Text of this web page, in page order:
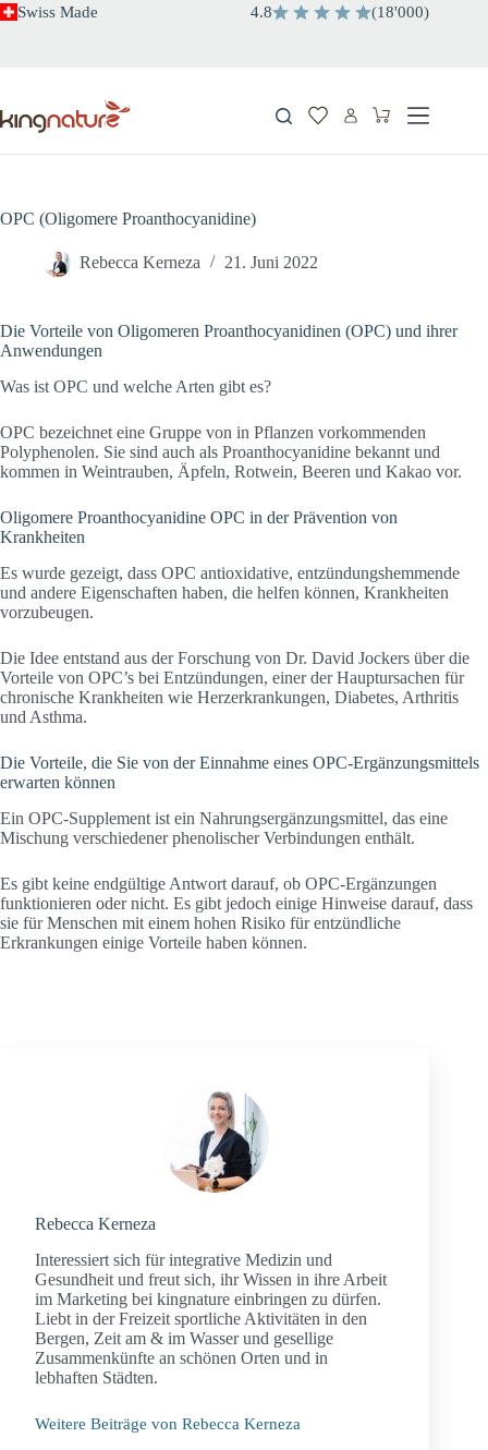
ZumSwiss Made 4.8 (18'000)
Warenkorb
OPC (Oligomere Proanthocyanidine)
Rebecca Kerneza 21. Juni 2022
Die Vorteile von Oligomeren Proanthocyanidinen (OPC) und ihrer
Anwendungen
Was ist OPC und welche Arten gibt es?
OPC bezeichnet eine Gruppe von in Pflanzen vorkommenden
Polyphenolen. Sie sind auch als Proanthocyanidine bekannt und
kommen in Weintrauben, Äpfeln, Rotwein, Beeren und Kakao vor.
Oligomere Proanthocyanidine OPC in der Prävention von
Krankheiten
Es wurde gezeigt, dass OPC antioxidative, entzündungshemmende
und andere Eigenschaften haben, die helfen können, Krankheiten
vorzubeugen.
Die Idee entstand aus der Forschung von Dr. David Jockers über die
Vorteile von OPC’s bei Entzündungen, einer der Hauptursachen für
chronische Krankheiten wie Herzerkrankungen, Diabetes, Arthritis
und Asthma.
Die Vorteile, die Sie von der Einnahme eines OPC-Ergänzungsmittels
erwarten können
Ein OPC-Supplement ist ein Nahrungsergänzungsmittel, das eine
Mischung verschiedener phenolischer Verbindungen enthält.
Es gibt keine endgültige Antwort darauf, ob OPC-Ergänzungen
funktionieren oder nicht. Es gibt jedoch einige Hinweise darauf, dass
sie für Menschen mit einem hohen Risiko für entzündliche
Erkrankungen einige Vorteile haben können.
Rebecca Kerneza
Interessiert sich für integrative Medizin und
Gesundheit und freut sich, ihr Wissen in ihre Arbeit
im Marketing bei kingnature einbringen zu dürfen.
Liebt in der Freizeit sportliche Aktivitäten in den
Bergen, Zeit am & im Wasser und gesellige
Zusammenkünfte an schönen Orten und in
lebhaften Städten.
Weitere Beiträge von Rebecca Kerneza